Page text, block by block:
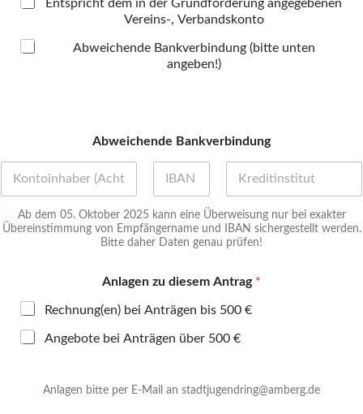
Entspricht dem in der Grundförderung angegebenen
Vereins-, Verbandskonto
Abweichende Bankverbindung (bitte unten
angeben!)
Abweichende Bankverbindung
Ab dem 05. Oktober 2025 kann eine Überweisung nur bei exakter
Übereinstimmung von Empfängername und IBAN sichergestellt werden.
Bitte daher Daten genau prüfen!
R
c
h
n
g
Anlagen zu diesem Antrag *
Rechnung(en) bei Anträgen bis 500 €
Angebote bei Anträgen über 500 €
Anlagen bitte per E-Mail an stadtjugendring@amberg.de